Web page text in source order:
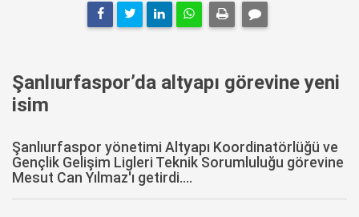
Şanlıurfaspor’da altyapı görevine yeni
isim
Şanlıurfaspor yönetimi Altyapı Koordinatörlüğü ve
Gençlik Gelişim Ligleri Teknik Sorumluluğu görevine
Mesut Can Yılmaz'ı getirdi....